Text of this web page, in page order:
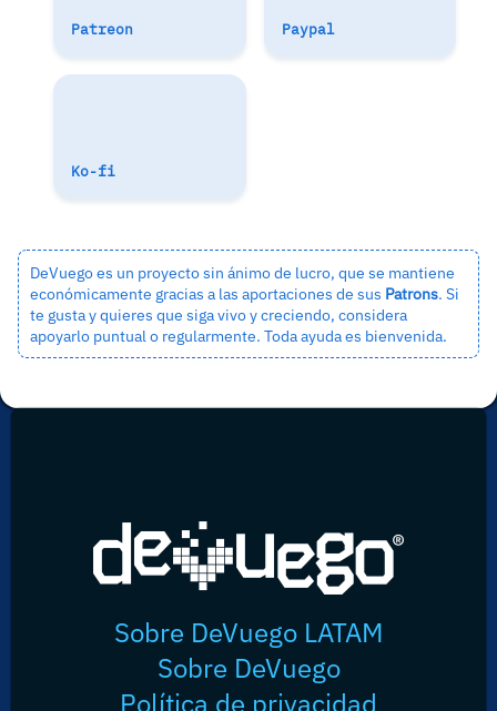
Patreon Paypal
Ko-fi
DeVuego es un proyecto sin ánimo de lucro, que se mantiene
económicamente gracias a las aportaciones de sus Patrons. Si
te gusta y quieres que siga vivo y creciendo, considera
apoyarlo puntual o regularmente. Toda ayuda es bienvenida.
Sobre DeVuego LATAM
Sobre DeVuego
Política de privacidad